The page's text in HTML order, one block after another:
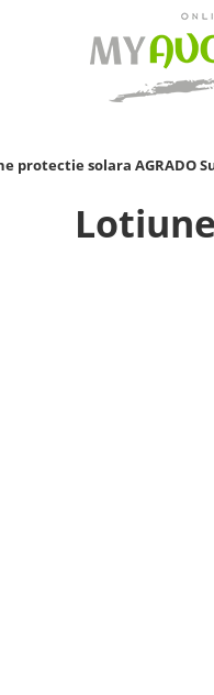
protectie solara AGRADO